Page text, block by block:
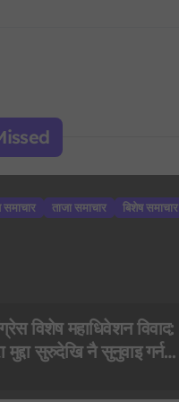
समाचार ताजा समाचार बिशेष समाचार
विशेष महाधिवेशन विवाद:
मुद्दा सुरुदेखि नै सुनुवाइ गर्न